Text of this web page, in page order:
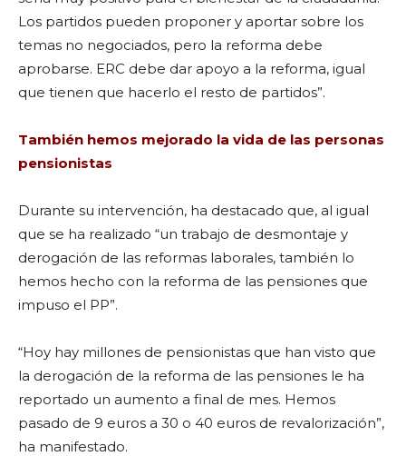
Los partidos pueden proponer y aportar sobre los
temas no negociados, pero la reforma debe
aprobarse. ERC debe dar apoyo a la reforma, igual
que tienen que hacerlo el resto de partidos”.
También hemos mejorado la vida de las personas
pensionistas
Durante su intervención, ha destacado que, al igual
que se ha realizado “un trabajo de desmontaje y
derogación de las reformas laborales, también lo
hemos hecho con la reforma de las pensiones que
impuso el PP”.
“Hoy hay millones de pensionistas que han visto que
la derogación de la reforma de las pensiones le ha
reportado un aumento a final de mes. Hemos
pasado de 9 euros a 30 o 40 euros de revalorización”,
ha manifestado.